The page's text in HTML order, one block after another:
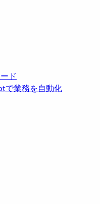
ド
で業務を自動化